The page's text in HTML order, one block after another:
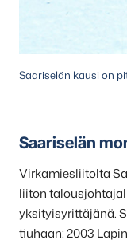
Saariselän kausi on
Saariselän
Virkamiesliitolta
liiton
yksityisyrittäjänä.
tiuhaan: 2003